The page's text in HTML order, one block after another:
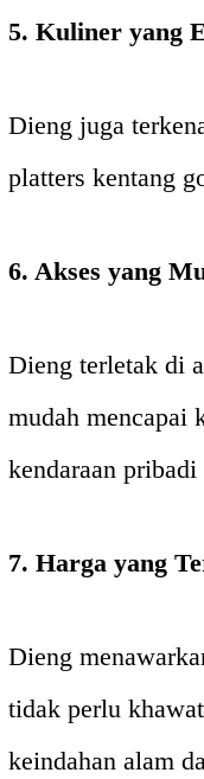
5. Kuliner yang
Dieng juga
platters kentang
6. Akses yang
Dieng terletak di
mudah mencapai
kendaraan
7. Harga yang
Dieng
tidak perlu
keindahan alam